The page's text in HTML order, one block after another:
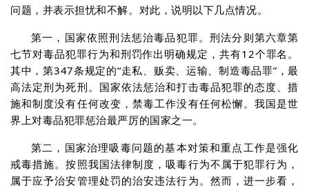
问题，并表示担忧和不解。对此，说明以下几点情况。
第一，国家依照刑法惩治毒品犯罪。刑法分则第六章第
七节对毒品犯罪行为和刑罚作出明确规定，共有12个罪名。
其中，第347条规定的“走私、贩卖、运输、制造毒品罪”，最
高法定刑为死刑。国家依法惩治和打击毒品犯罪的态度、措
施和制度没有任何改变，禁毒工作没有任何松懈。我国是世
界上对毒品犯罪惩治最严厉的国家之一。
第二，国家治理吸毒问题的基本对策和重点工作是强化
戒毒措施。按照我国法律制度，吸毒行为不属于犯罪行为，
属于应予治安管理处罚的治安违法行为。然而，进一步看，